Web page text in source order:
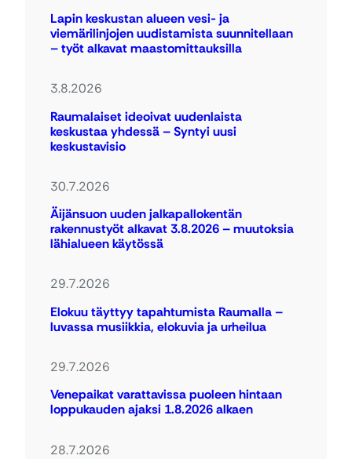
Lapin keskustan alueen vesi- ja
viemärilinjojen uudistamista suunnitellaan
– työt alkavat maastomittauksilla
3.8.2026
Raumalaiset ideoivat uudenlaista
keskustaa yhdessä – Syntyi uusi
keskustavisio
30.7.2026
Äijänsuon uuden jalkapallokentän
rakennustyöt alkavat 3.8.2026 – muutoksia
lähialueen käytössä
29.7.2026
Elokuu täyttyy tapahtumista Raumalla –
luvassa musiikkia, elokuvia ja urheilua
29.7.2026
Venepaikat varattavissa puoleen hintaan
loppukauden ajaksi 1.8.2026 alkaen
28.7.2026